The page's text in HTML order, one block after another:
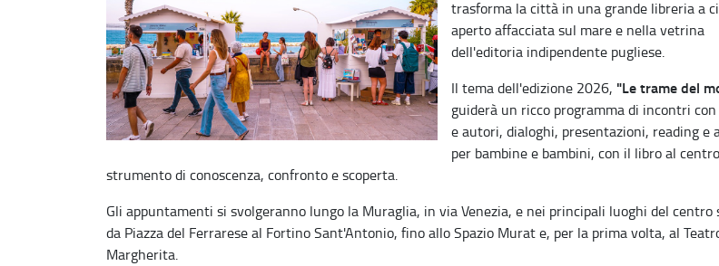
trasforma la città in una grande libreria a
aperto affacciata sul mare e nella vetrina
dell'editoria indipendente pugliese.
Il tema dell'edizione 2026, "Le trame del
guiderà un ricco programma di incontri
e autori, dialoghi, presentazioni, reading e
per bambine e bambini, con il libro al
strumento di conoscenza, confronto e scoperta.
Gli appuntamenti si svolgeranno lungo la Muraglia, in via Venezia, e nei principali luoghi del centro
da Piazza del Ferrarese al Fortino Sant'Antonio, fino allo Spazio Murat e, per la prima volta, al
Margherita.